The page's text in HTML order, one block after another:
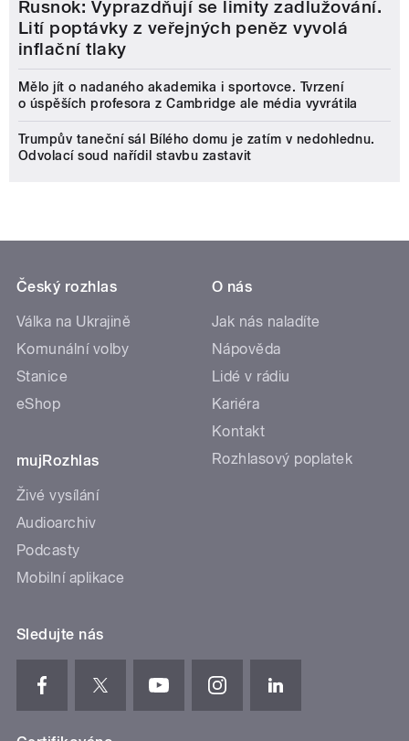
Rusnok: Vyprazdňují se limity zadlužování.
Lití poptávky z veřejných peněz vyvolá
inflační tlaky
Mělo jít o nadaného akademika i sportovce. Tvrzení
o úspěších profesora z Cambridge ale média vyvrátila
Trumpův taneční sál Bílého domu je zatím v nedohlednu.
Odvolací soud nařídil stavbu zastavit
Český rozhlas
Válka na Ukrajině
Komunální volby
Stanice
eShop
mujRozhlas
Živé vysílání
Audioarchiv
Podcasty
Mobilní aplikace
O nás
Jak nás naladíte
Nápověda
Lidé v rádiu
Kariéra
Kontakt
Rozhlasový poplatek
Sledujte nás